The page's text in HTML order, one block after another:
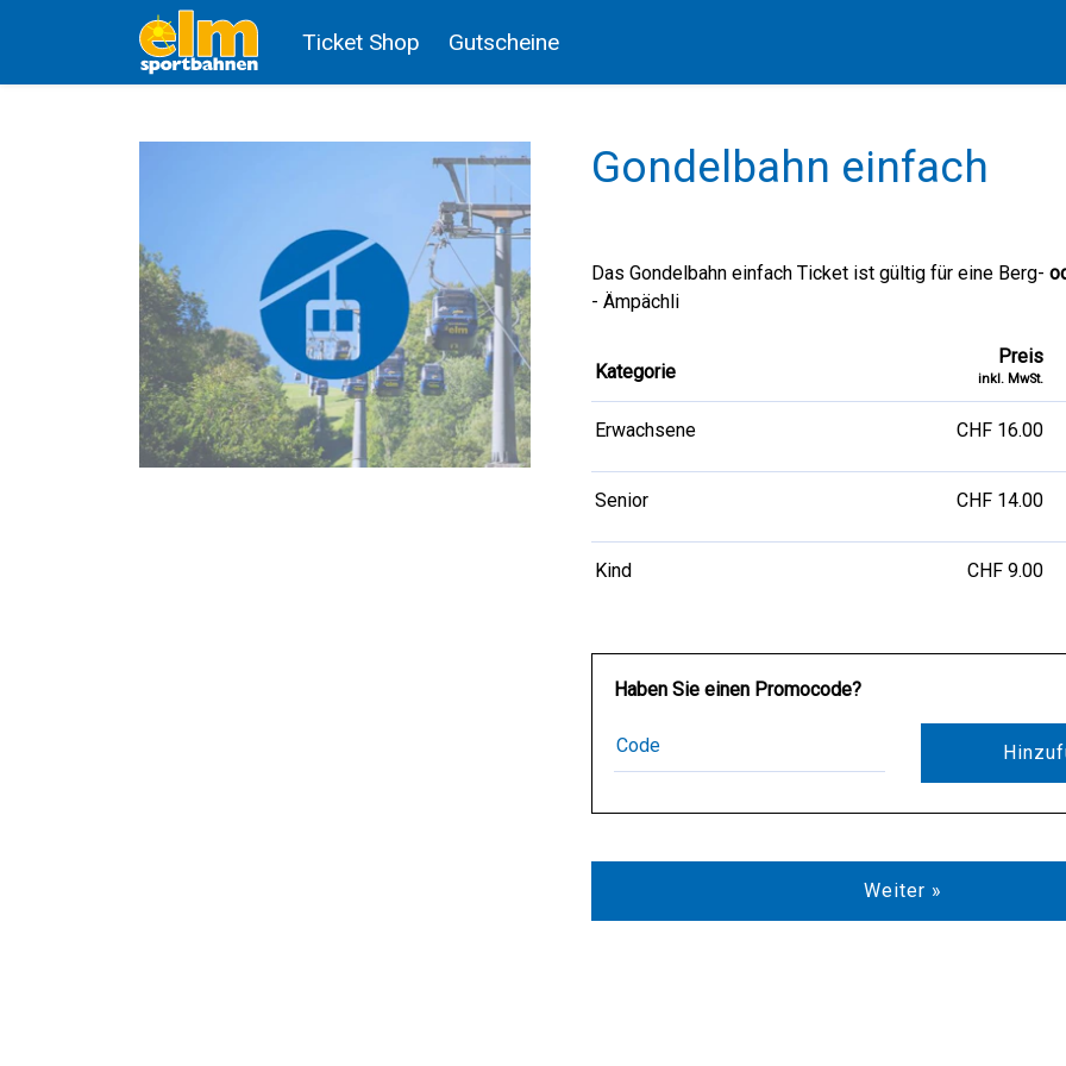
Ticket Shop Gutscheine
Gondelbahn einfach
Das Gondelbahn einfach Ticket ist gültig für eine Berg-
- Ämpächli
Kategorie
Preis
inkl. MwSt.
Erwachsene CHF 16.00
Senior CHF 14.00
Kind CHF 9.00
Haben Sie einen Promocode?
Weiter »